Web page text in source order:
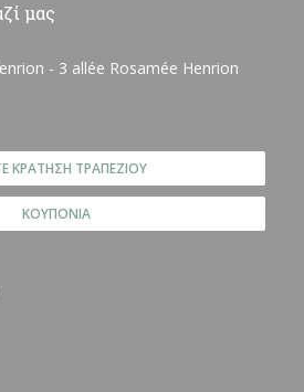
μας
- 3 allée Rosamée Henrion
ΚΡΆΤΗΣΗ ΤΡΑΠΕΖΙΟΎ
ΚΟΥΠΌΝΙΑ
σε νέο παράθυρο))
σε νέο παράθυρο))